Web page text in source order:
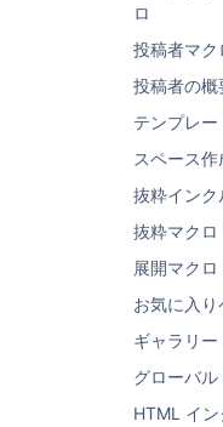
ロ
投稿者マク
投稿者の概
テンプレー
スペース
抜粋インク
抜粋マクロ
展開マクロ
お気に入り
ギャラリー
グローバル
HTML イン
する
ファイル表示マ
の手順を実行し
[その他の
[
ら [Office
PowerPoint
[PDF] を選
表示した
挿入] をク
その後、ページ
できます。